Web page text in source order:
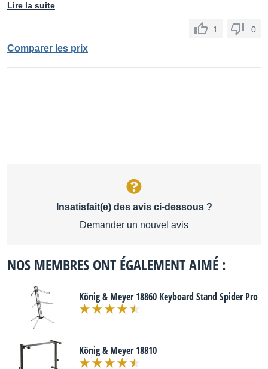
Lire la suite
1 0
Comparer les prix
Insatisfait(e) des avis ci-dessous ?
Demander un nouvel avis
NOS MEMBRES ONT ÉGALEMENT AIMÉ :
König & Meyer 18860 Keyboard Stand Spider Pro
König & Meyer 18810